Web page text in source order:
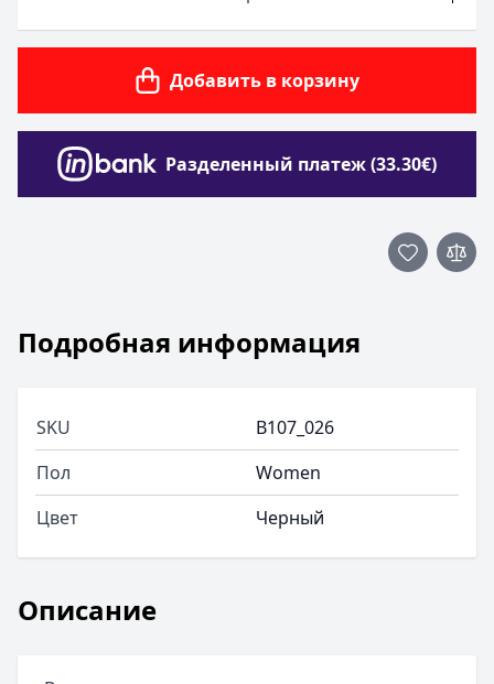
Добавить в корзину
Разделенный платеж (33.30€)
Описание
Подробная информация
SKU
B107_026
Пол
Women
Цвет
Черный